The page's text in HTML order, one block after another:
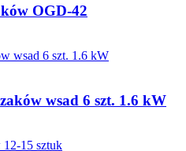
OGD-42
wsad 6 szt. 1.6 kW